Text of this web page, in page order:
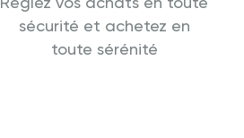
sécurité et achetez en
toute sérénité